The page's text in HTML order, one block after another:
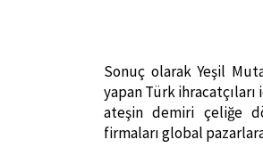
Sonuç olarak Yeşil
yapan Türk
ateşin demiri çeliğe
firmaları global